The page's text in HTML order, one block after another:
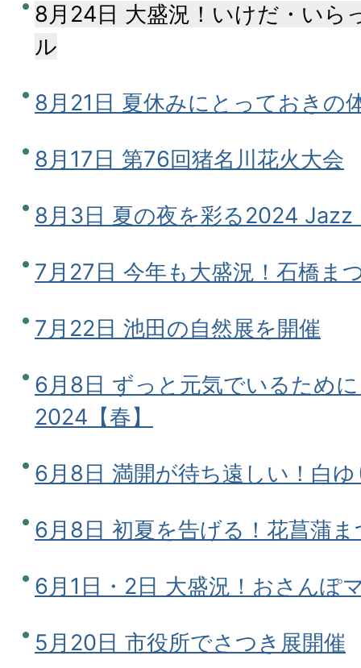
8月24日 大盛況！いけだ・いら
ル
8月21日 夏休みにとっておきの
8月17日 第76回猪名川花火大会
8月3日 夏の夜を彩る2024 Jazz
7月27日 今年も大盛況！石橋ま
7月22日 池田の自然展を開催
6月8日 ずっと元気でいるため
2024【春】
6月8日 満開が待ち遠しい！白
6月8日 初夏を告げる！花菖蒲ま
6月1日・2日 大盛況！おさんぽ
5月20日 市役所でさつき展開催